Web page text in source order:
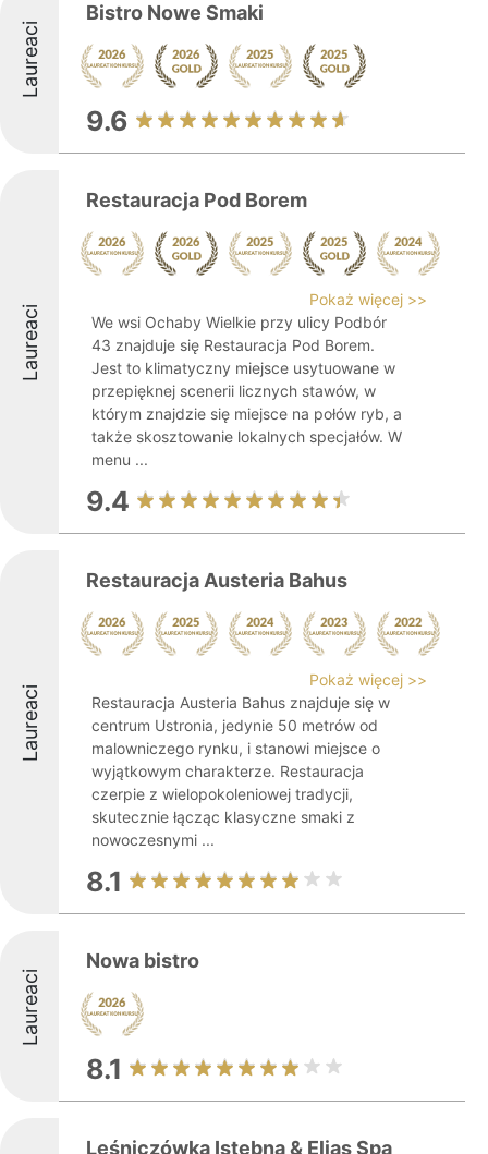
Laureaci
Bistro Nowe Smaki
9.6
Laureaci
Restauracja Pod Borem
Pokaż więcej >>
We wsi Ochaby Wielkie przy ulicy Podbór
43 znajduje się Restauracja Pod Borem.
Jest to klimatyczny miejsce usytuowane w
przepięknej scenerii licznych stawów, w
którym znajdzie się miejsce na połów ryb, a
także skosztowanie lokalnych specjałów. W
menu ...
9.4
Laureaci
Restauracja Austeria Bahus
Pokaż więcej >>
Restauracja Austeria Bahus znajduje się w
centrum Ustronia, jedynie 50 metrów od
malowniczego rynku, i stanowi miejsce o
wyjątkowym charakterze. Restauracja
czerpie z wielopokoleniowej tradycji,
skutecznie łącząc klasyczne smaki z
nowoczesnymi ...
8.1
Laureaci
Nowa bistro
8.1
Leśniczówka Istebna & Elias Spa